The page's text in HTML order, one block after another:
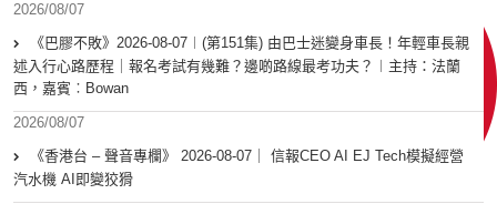
2026/08/07
《巴膠不敗》2026-08-07︱(第151集) 由巴士迷變身車長！年輕車長親
述入行心路歷程｜報名考試有幾難？邊啲路線最考功夫？︱主持：法蘭
西，嘉賓︰Bowan
2026/08/07
《香港台 – 聲音專欄》 2026-08-07｜ 信報CEO AI EJ Tech模擬經營
汽水機 AI即變狡猾